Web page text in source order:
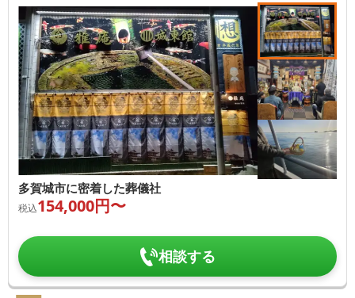
多賀城市に密着した葬儀社
税込154,000円〜
相談する